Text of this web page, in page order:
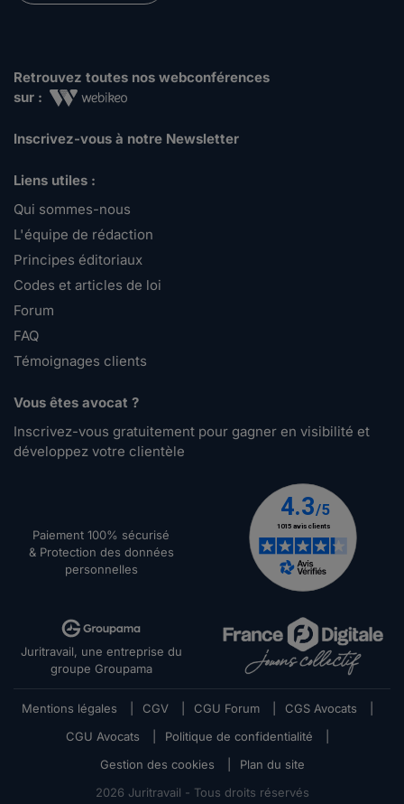
Retrouvez toutes nos webconférences
sur :
Inscrivez-vous à notre Newsletter
Liens utiles :
Qui sommes-nous
L'équipe de rédaction
Principes éditoriaux
Codes et articles de loi
Forum
FAQ
Témoignages clients
Vous êtes avocat ?
Inscrivez-vous gratuitement pour gagner en visibilité et
développez votre clientèle
Paiement 100% sécurisé
& Protection des données
personnelles
Juritravail, une entreprise du
groupe Groupama
Mentions légales CGV CGU Forum CGS Avocats
CGU Avocats
Politique de confidentialité
Gestion des cookies
Plan du site
2026 Juritravail - Tous droits réservés